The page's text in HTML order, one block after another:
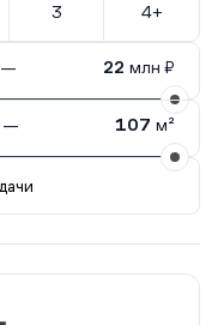
3 4+
— 22 млн ₽
— 107 м²